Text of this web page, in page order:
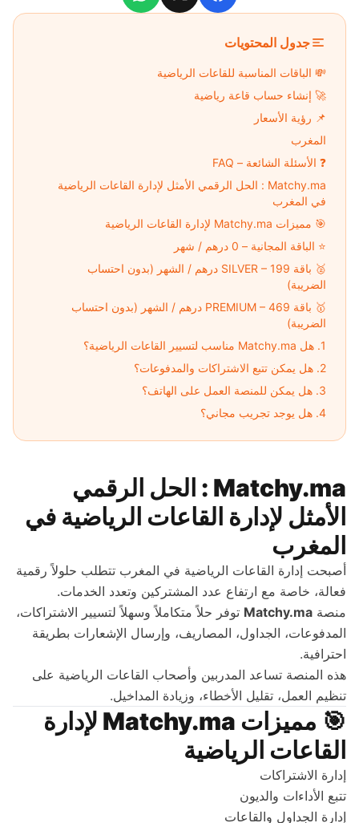
جدول المحتويات
💸 الباقات المناسبة للقاعات الرياضية
🚀 إنشاء حساب قاعة رياضية
📌 رؤية الأسعار
المغرب
❓ الأسئلة الشائعة – FAQ
Matchy.ma : الحل الرقمي الأمثل لإدارة القاعات الرياضية
في المغرب
🎯 مميزات Matchy.ma لإدارة القاعات الرياضية
⭐ الباقة المجانية – 0 درهم / شهر
🥈 باقة SILVER – 199 درهم / الشهر (بدون احتساب
الضريبة)
🥇 باقة PREMIUM – 469 درهم / الشهر (بدون احتساب
الضريبة)
1. هل Matchy.ma مناسب لتسيير القاعات الرياضية؟
2. هل يمكن تتبع الاشتراكات والمدفوعات؟
3. هل يمكن للمنصة العمل على الهاتف؟
4. هل يوجد تجريب مجاني؟
Matchy.ma : الحل الرقمي
الأمثل لإدارة القاعات الرياضية في
المغرب
أصبحت إدارة القاعات الرياضية في المغرب تتطلب حلولاً رقمية
فعالة، خاصة مع ارتفاع عدد المشتركين وتعدد الخدمات.
منصة Matchy.ma توفر حلاً متكاملاً وسهلاً لتسيير الاشتراكات،
المدفوعات، الجداول، المصاريف، وإرسال الإشعارات بطريقة
احترافية.
هذه المنصة تساعد المدربين وأصحاب القاعات الرياضية على
تنظيم العمل، تقليل الأخطاء، وزيادة المداخيل.
🎯
مميزات Matchy.ma لإدارة
القاعات الرياضية
إدارة الاشتراكات
تتبع الأداءات والديون
إدارة الجداول والقاعات